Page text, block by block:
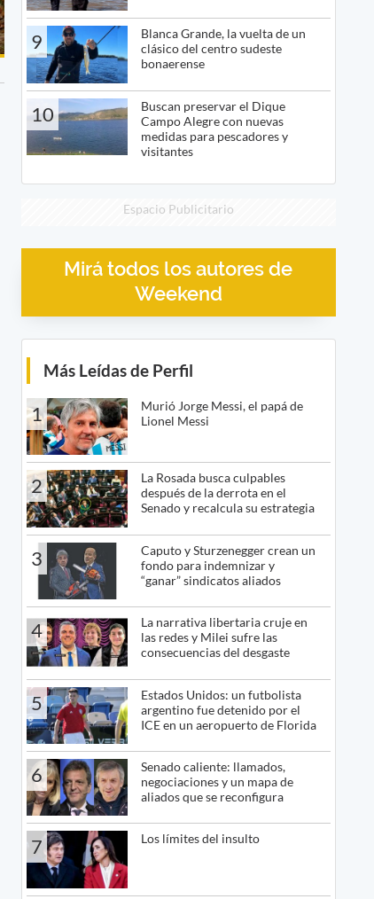
9
Blanca Grande, la vuelta de un
clásico del centro sudeste
bonaerense
10
Buscan preservar el Dique
Campo Alegre con nuevas
medidas para pescadores y
visitantes
Espacio Publicitario
Mirá todos los autores de
Weekend
Más Leídas de Perfil
1
Murió Jorge Messi, el papá de
Lionel Messi
2
La Rosada busca culpables
después de la derrota en el
Senado y recalcula su estrategia
3
Caputo y Sturzenegger crean un
fondo para indemnizar y
“ganar” sindicatos aliados
4
La narrativa libertaria cruje en
las redes y Milei sufre las
consecuencias del desgaste
5
Estados Unidos: un futbolista
argentino fue detenido por el
ICE en un aeropuerto de Florida
6
Senado caliente: llamados,
negociaciones y un mapa de
aliados que se reconfigura
7 Los límites del insulto